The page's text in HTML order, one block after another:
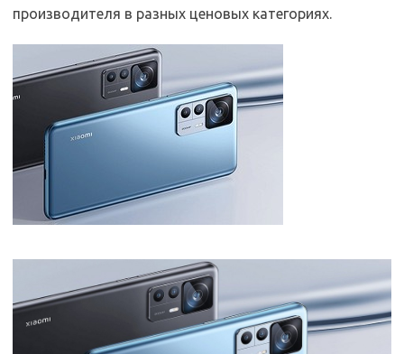
производителя в разных ценовых категориях.